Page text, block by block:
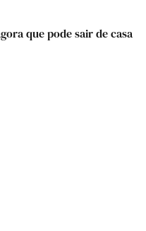
que pode sair de casa